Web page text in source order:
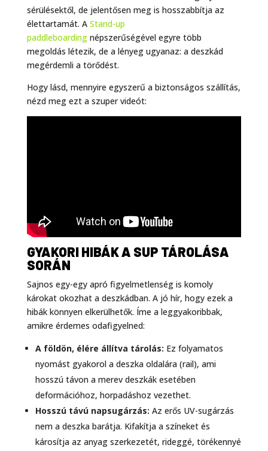
sérülésektől, de jelentősen meg is hosszabbítja az
élettartamát. A Stand-up
paddleboardingnépszerűségével egyre több
megoldás létezik, de a lényeg ugyanaz: a deszkád
megérdemli a törődést.
Hogy lásd, mennyire egyszerű a biztonságos szállítás,
nézd meg ezt a szuper videót:
GYAKORI HIBÁK A SUP TÁROLÁSA
SORÁN
Sajnos egy-egy apró figyelmetlenség is komoly
károkat okozhat a deszkádban. A jó hír, hogy ezek a
hibák könnyen elkerülhetők. Íme a leggyakoribbak,
amikre érdemes odafigyelned:
A földön, élére állítva tárolás: Ez folyamatos
nyomást gyakorol a deszka oldalára (rail), ami
hosszú távon a merev deszkák esetében
deformációhoz, horpadáshoz vezethet.
Hosszú távú napsugárzás: Az erős UV-sugárzás
nem a deszka barátja. Kifakítja a színeket és
károsítja az anyag szerkezetét, rideggé, törékennyé